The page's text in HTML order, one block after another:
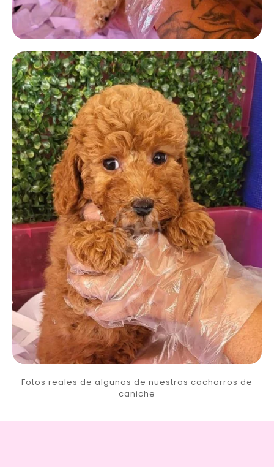
Fotos reales de algunos de nuestros cachorros de
caniche